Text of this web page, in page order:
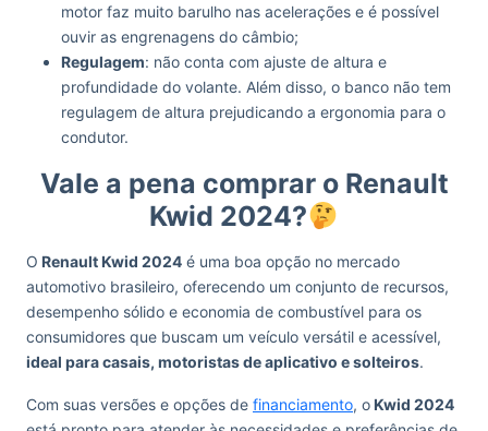
motor faz muito barulho nas acelerações e é possível
ouvir as engrenagens do câmbio;
Regulagem: não conta com ajuste de altura e
profundidade do volante. Além disso, o banco não tem
regulagem de altura prejudicando a ergonomia para o
condutor.
Vale a pena comprar o Renault
Kwid 2024?
O Renault Kwid 2024 é uma boa opção no mercado
automotivo brasileiro, oferecendo um conjunto de recursos,
desempenho sólido e economia de combustível para os
consumidores que buscam um veículo versátil e acessível,
ideal para casais, motoristas de aplicativo e solteiros.
Com suas versões e opções de financiamento, oKwid 2024